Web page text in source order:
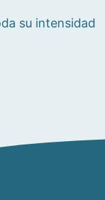
su intensidad